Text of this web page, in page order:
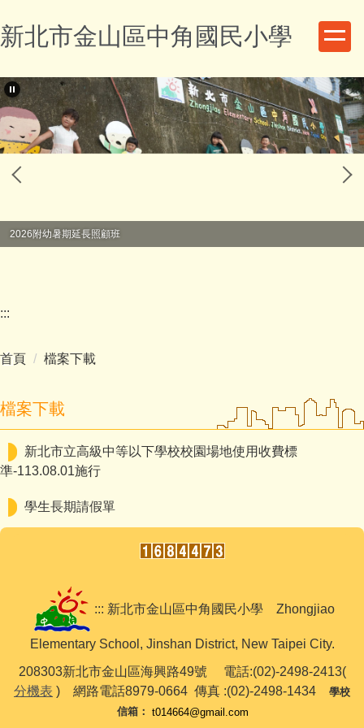
到
主
內
容
區
新北市金山區中角國民小學
2026附幼暑期延長照顧班
:::
首頁 檔案下載
檔案下載
新北市立高級中等以下學校校園場地使用收費標
準-113.08.01施行
學生長期請假單
::: 新北市金山區中角國民小學 Zhongjiao
Elementary School, Jinshan District, New Taipei City.
208303新北市金山區海興路49號 電話:(02)-2498-2413(
分機表 ) 網路電話8979-0664 傳真 :(02)-2498-1434 學校
信箱： t014664@gmail.com